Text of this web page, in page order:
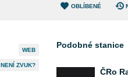
OBLÍBENÉ
WEB
NENÍ ZVUK?
Podobné stanice
ČRo